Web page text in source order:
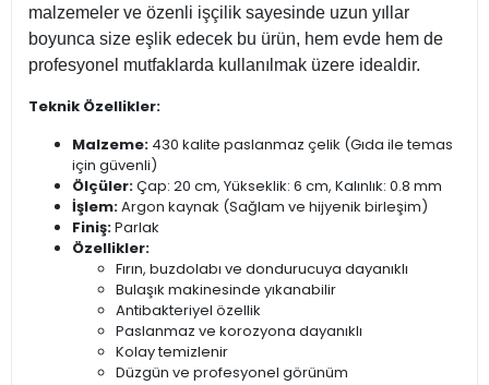
malzemeler ve özenli işçilik sayesinde uzun yıllar
boyunca size eşlik edecek bu ürün, hem evde hem de
profesyonel mutfaklarda kullanılmak üzere idealdir.
Teknik Özellikler:
Malzeme: 430 kalite paslanmaz çelik (Gıda ile temas
için güvenli)
Ölçüler:Çap: 20 cm, Yükseklik: 6 cm, Kalınlık: 0.8 mm
İşlem:Argon kaynak (Sağlam ve hijyenik birleşim)
Finiş:Parlak
Özellikler:
Fırın, buzdolabı ve dondurucuya dayanıklı
Bulaşık makinesinde yıkanabilir
Antibakteriyel özellik
Paslanmaz ve korozyona dayanıklı
Kolay temizlenir
Düzgün ve profesyonel görünüm